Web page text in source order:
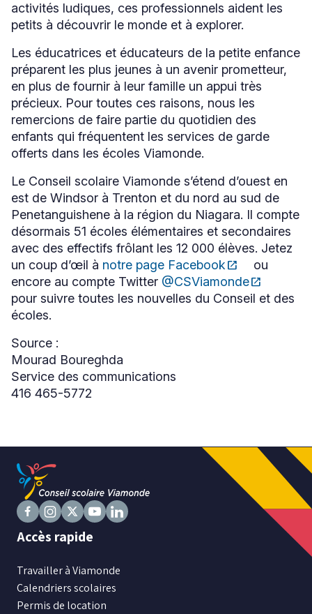
activités ludiques, ces professionnels aident les
petits à découvrir le monde et à explorer.
Les éducatrices et éducateurs de la petite enfance
préparent les plus jeunes à un avenir prometteur,
en plus de fournir à leur famille un appui très
précieux. Pour toutes ces raisons, nous les
remercions de faire partie du quotidien des
enfants qui fréquentent les services de garde
offerts dans les écoles Viamonde.
Le Conseil scolaire Viamonde s’étend d’ouest en
est de Windsor à Trenton et du nord au sud de
Penetanguishene à la région du Niagara. Il compte
désormais 51 écoles élémentaires et secondaires
avec des effectifs frôlant les 12 000 élèves. Jetez
un coup d’œil à notre page Facebookopen_in_new
Ce
lien
s'ouvrira
ou
encore au compte Twitter @CSViamondeopen_in_new
Ce
lien
pour suivre toutes les nouvelles du Conseil et des
écoles.
Source :
Mourad Boureghda
Service des communications
416 465-5772
Suivez
sur
Facebook
Suivez
sur
Instagram
Suivez
nous
sur
Suivez
Youtube
sur
Accès rapide
Travailler à Viamonde
Calendriers scolaires
Permis de location